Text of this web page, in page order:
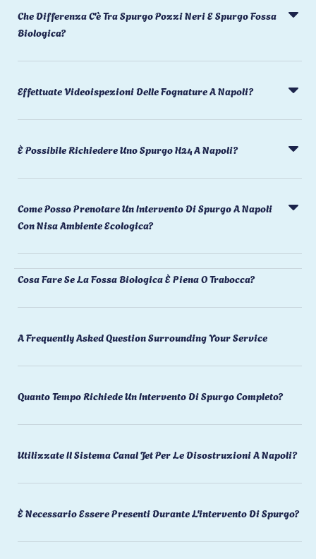
Che Differenza C'è Tra Spurgo Pozzi Neri E Spurgo Fossa
Biologica?
Effettuate Videoispezioni Delle Fognature A Napoli?
È Possibile Richiedere Uno Spurgo H24 A Napoli?
Come Posso Prenotare Un Intervento Di Spurgo A Napoli
Con Nisa Ambiente Ecologica?
Cosa Fare Se La Fossa Biologica È Piena O Trabocca?
A Frequently Asked Question Surrounding Your Service
Quanto Tempo Richiede Un Intervento Di Spurgo Completo?
Utilizzate Il Sistema Canal Jet Per Le Disostruzioni A Napoli?
È Necessario Essere Presenti Durante L'intervento Di Spurgo?